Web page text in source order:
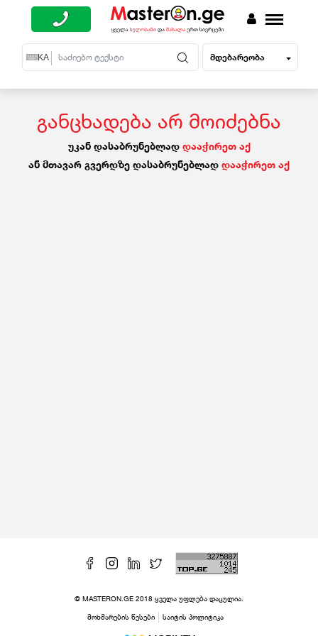
EN KA RU მდებარეობა
განცხადება არ მოიძებნა
უკან დასაბრუნებლად დააჭირეთ აქ
ან მთავარ გვერდზე დასაბრუნებლად დააჭირეთ აქ
© MASTERON.GE 2018 ყველა უფლება დაცულია.
მოხმარების წესები საიტის პოლიტიკა